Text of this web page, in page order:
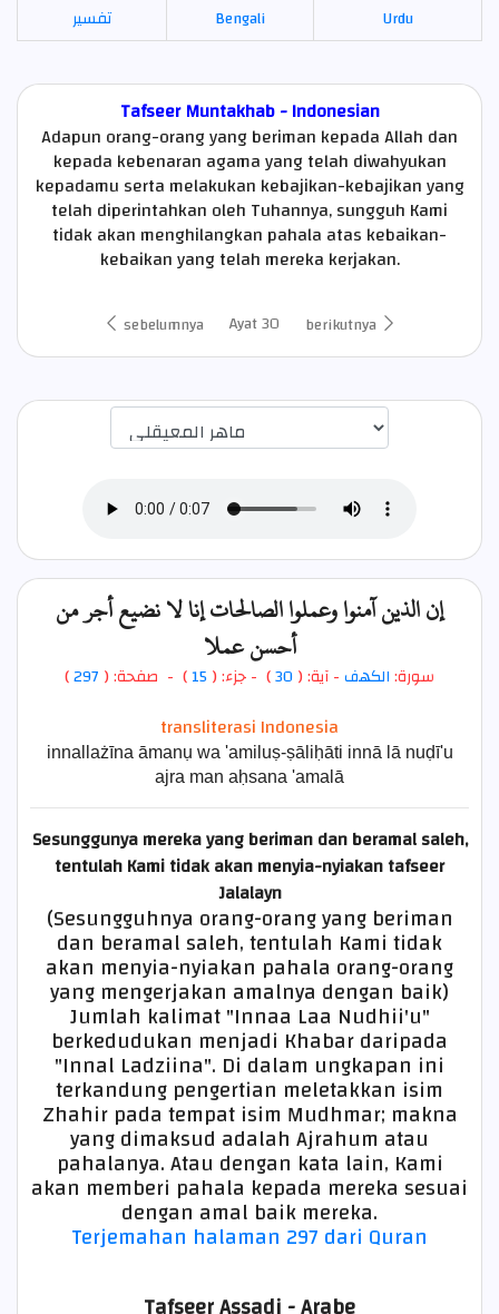
تفسير
Bengali Urdu
Tafseer Muntakhab - Indonesian
Adapun orang-orang yang beriman kepada Allah dan
kepada kebenaran agama yang telah diwahyukan
kepadamu serta melakukan kebajikan-kebajikan yang
telah diperintahkan oleh Tuhannya, sungguh Kami
tidak akan menghilangkan pahala atas kebaikan-
kebaikan yang telah mereka kerjakan.
sebelumnya Ayat 30 berikutnya
اختيار قارئ الآية
إن الذين آمنوا وعملوا الصالحات إنا لا نضيع أجر من
أحسن عملا
سورة:الكهف- آية: (30
) - جزء: ( 15) - صفحة: ( 297
)
transliterasi Indonesia
innallażīna āmanụ wa 'amiluṣ-ṣāliḥāti innā lā nuḍī'u
ajra man aḥsana 'amalā
Sesunggunya mereka yang beriman dan beramal saleh,
tentulah Kami tidak akan menyia-nyiakantafseer
Jalalayn
(Sesungguhnya orang-orang yang beriman
dan beramal saleh, tentulah Kami tidak
akan menyia-nyiakan pahala orang-orang
yang mengerjakan amalnya dengan baik)
Jumlah kalimat "Innaa Laa Nudhii'u"
berkedudukan menjadi Khabar daripada
"Innal Ladziina". Di dalam ungkapan ini
terkandung pengertian meletakkan isim
Zhahir pada tempat isim Mudhmar; makna
yang dimaksud adalah Ajrahum atau
pahalanya. Atau dengan kata lain, Kami
akan memberi pahala kepada mereka sesuai
dengan amal baik mereka.
Terjemahan halaman 297 dari Quran